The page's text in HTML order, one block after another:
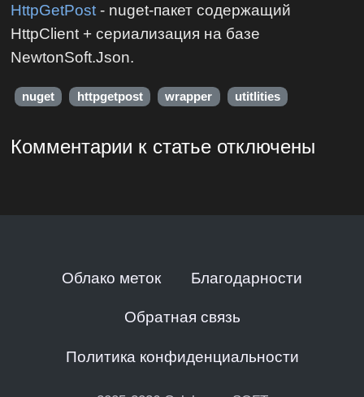
HttpGetPost - nuget-пакет содержащий
HttpClient + сериализация на базе
NewtonSoft.Json.
nuget httpgetpost wrapper utitlities
Комментарии к статье отключены
Облако меток Благодарности
Обратная связь
Политика конфиденциальности